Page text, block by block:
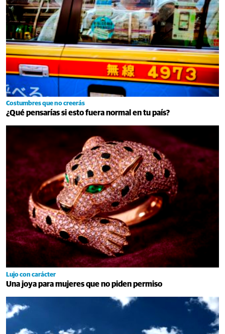
Costumbres que no creerás
¿Qué pensarías si esto fuera normal en tu país?
Lujo con carácter
Una joya para mujeres que no piden permiso